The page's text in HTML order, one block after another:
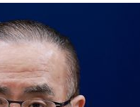
피"
수색
강